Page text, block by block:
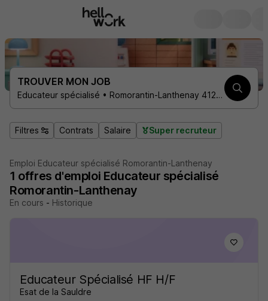
TROUVER MON JOB
Educateur spécialisé • Romorantin-Lanthenay 41200
Filtres Contrats Salaire Super recruteur
Emploi Educateur spécialisé Romorantin-Lanthenay
1 offres d'emploi Educateur spécialisé
Romorantin-Lanthenay
En cours - Historique
Educateur Spécialisé HF H/F
Esat de la Sauldre